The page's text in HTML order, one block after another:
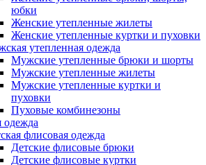
юбки
Женские утепленные жилеты
Женские утепленные куртки и пуховки
утепленная одежда
Мужские утепленные брюки и шорты
Мужские утепленные жилеты
Мужские утепленные куртки и
пуховки
Пуховые комбинезоны
одежда
флисовая одежда
Детские флисовые брюки
Детские флисовые куртки